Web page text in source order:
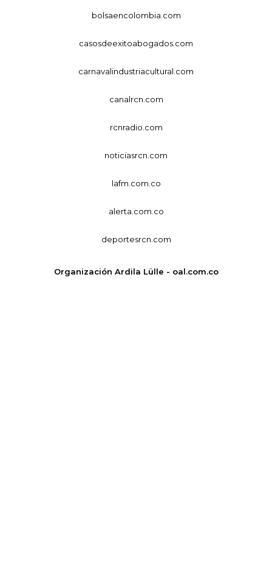
bolsaencolombia.com
casosdeexitoabogados.com
carnavalindustriacultural.com
canalrcn.com
rcnradio.com
noticiasrcn.com
lafm.com.co
alerta.com.co
deportesrcn.com
Organización Ardila Lülle - oal.com.co